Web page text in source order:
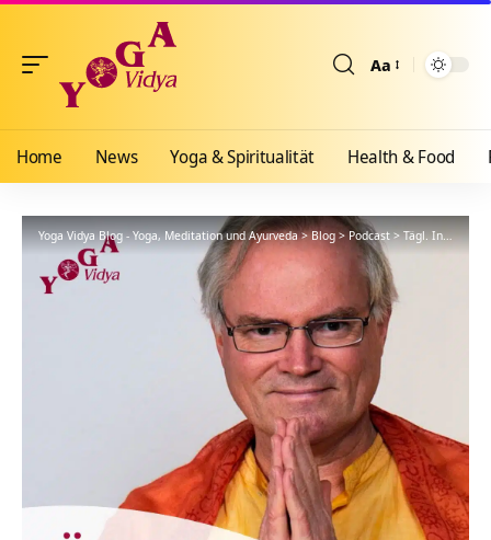
Aa
Home News Yoga & Spiritualität Health & Food
Yoga Vidya Blog - Yoga, Meditation und Ayurveda>Blog>Podcast>Tägl. Inspiration